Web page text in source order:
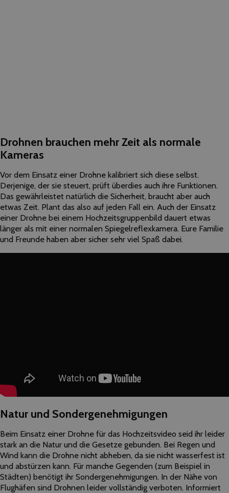
Drohnen brauchen mehr Zeit als normale
Kameras
Vor dem Einsatz einer Drohne kalibriert sich diese selbst.
Derjenige, der sie steuert, prüft überdies auch ihre Funktionen.
Das gewährleistet natürlich die Sicherheit, braucht aber auch
etwas Zeit. Plant das also auf jeden Fall ein. Auch der Einsatz
einer Drohne bei einem Hochzeitsgruppenbild dauert etwas
länger als mit einer normalen Spiegelreflexkamera. Eure Familie
und Freunde haben aber sicher sehr viel Spaß dabei.
Natur und Sondergenehmigungen
Beim Einsatz einer Drohne für das Hochzeitsvideo seid ihr leider
stark an die Natur und die Gesetze gebunden. Bei Regen und
Wind kann die Drohne nicht abheben, da sie nicht wasserfest ist
und abstürzen kann. Für manche Gegenden (zum Beispiel in
Städten) benötigt ihr Sondergenehmigungen. In der Nähe von
Flughäfen sind Drohnen leider vollständig verboten. Informiert